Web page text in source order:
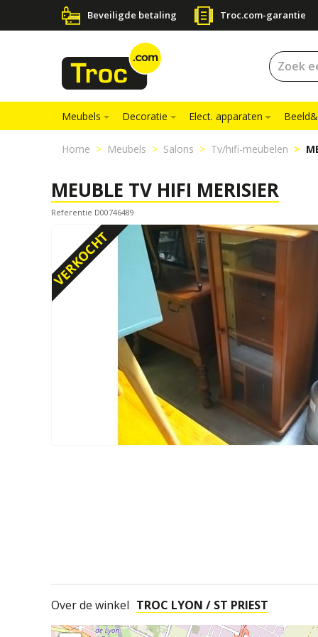
Beveiligde betaling Troc.com-garantie
Meubels Decoratie Elect. apparaten
Home Meubels Salons Tv/hifi-meubelen
MEUBLE TV HIFI MERISIER
Referentie D00746489
VERKOCHT
Over de winkel TROC LYON / ST PRIEST